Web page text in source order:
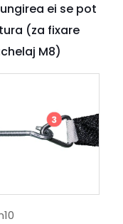
ei se pot
(za fixare
M8)